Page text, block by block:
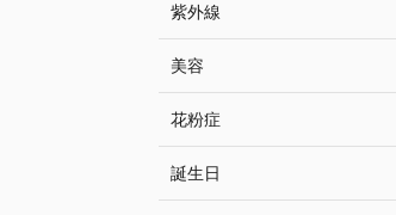
紫外線
美容
花粉症
誕生日